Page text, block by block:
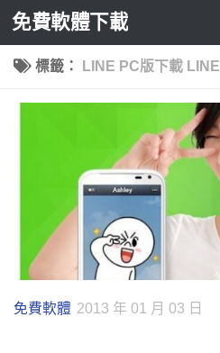
Skip to content
免費軟體下載
標籤： LINE PC版下載
免費軟體 2013 年 01 月 03 日